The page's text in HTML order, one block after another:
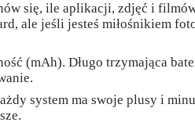
się, ile aplikacji, zdjęć i
ale jeśli jesteś miłośnikiem
(mAh). Długo trzymająca
system ma swoje plusy i